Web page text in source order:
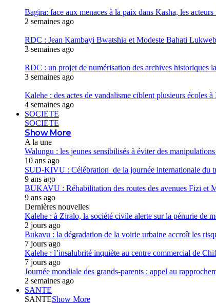
Bagira: face aux menaces à la paix dans Kasha, les
2 semaines ago
RDC : Jean Kambayi Bwatshia et Modeste Bahati
3 semaines ago
RDC : un projet de numérisation des archives historiques
3 semaines ago
Kalehe : des actes de vandalisme ciblent plusieurs écoles
4 semaines ago
SOCIETE
SOCIETE
Show More
A la une
Walungu : les jeunes sensibilisés à éviter des
10 ans ago
SUD-KIVU : Célébration de la journée internationale du
9 ans ago
BUKAVU : Réhabilitation des routes des avenues Fizi et
9 ans ago
Dernières nouvelles
Kalehe : à Ziralo, la société civile alerte sur la pénurie de
2 jours ago
Bukavu : la dégradation de la voirie urbaine accroît les
7 jours ago
Kalehe : l’insalubrité inquiète au centre commercial de
7 jours ago
Journée mondiale des grands-parents : appel au
2 semaines ago
SANTE
SANTEShow More